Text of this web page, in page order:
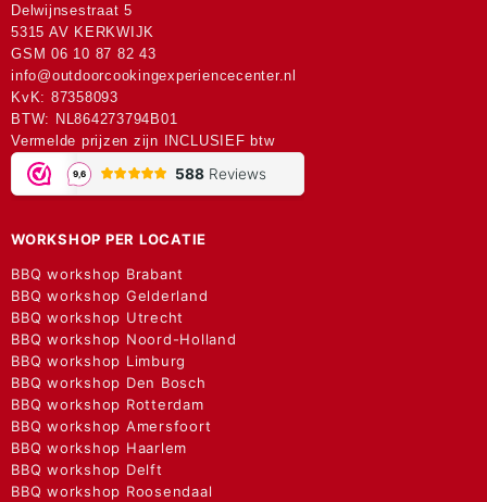
Delwijnsestraat 5
5315 AV KERKWIJK
GSM06 10 87 82 43
info@outdoorcookingexperiencecenter.nl
KvK: 87358093
BTW: NL864273794B01
Vermelde prijzen zijn INCLUSIEF btw
WORKSHOP PER LOCATIE
BBQ workshop Brabant
BBQ workshop Gelderland
BBQ workshop Utrecht
BBQ workshop Noord-Holland
BBQ workshop Limburg
BBQ workshop Den Bosch
BBQ workshop Rotterdam
BBQ workshop Amersfoort
BBQ workshop Haarlem
BBQ workshop Delft
BBQ workshop Roosendaal